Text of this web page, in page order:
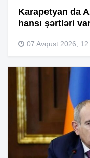
Karapetyan da
hansı şərtləri
07 Avqust 2026,